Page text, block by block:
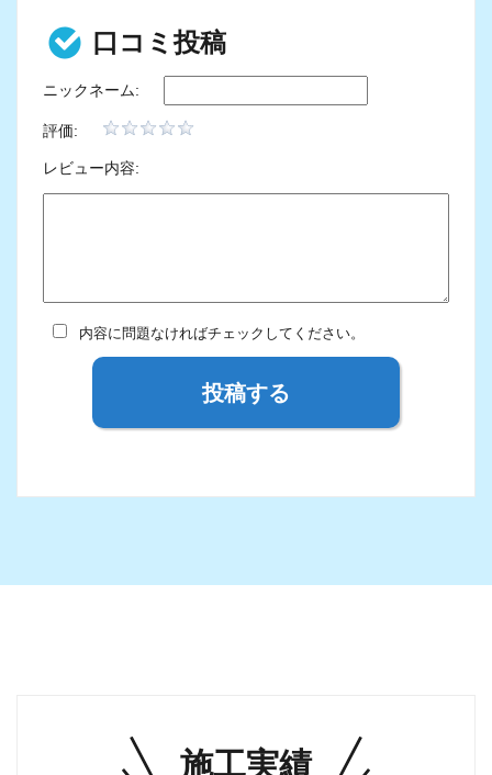
口コミ投稿
ニックネーム:
評価:
レビュー内容:
内容に問題なければチェックしてください。
投稿する
施工実績